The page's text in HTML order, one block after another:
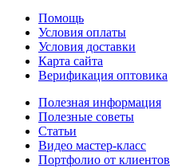
Помощь
Условия оплаты
Условия доставки
Карта сайта
Верификация оптовика
Полезная информация
Полезные советы
Статьи
Видео мастер-класс
Портфолио от клиентов